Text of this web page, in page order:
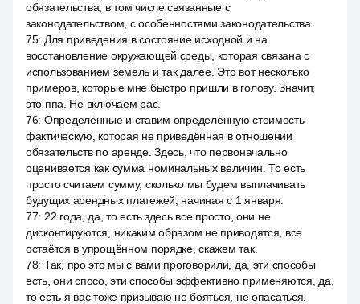
обязательства, в том числе связанные с
законодательством, с особенностями законодательства.
75: Для приведения в состояние исходной и на
восстановление окружающей среды, которая связана с
использованием земель и так далее. Это вот несколько
примеров, которые мне быстро пришли в голову. Значит,
это ппа. Не включаем рас.
76: Определённые и ставим определённую стоимость
фактическую, которая не приведённая в отношении
обязательств по аренде. Здесь, что первоначально
оценивается как сумма номинальных величин. То есть
просто считаем сумму, сколько мы будем выплачивать
будущих арендных платежей, начиная с 1 января.
77: 22 года, да, то есть здесь все просто, они не
дисконтируются, никаким образом не приводятся, все
остаётся в упрощённом порядке, скажем так.
78: Так, про это мы с вами проговорили, да, эти способы
есть, они спосо, эти способы эффективно применяются, да,
то есть я вас тоже призываю не бояться, не опасаться,